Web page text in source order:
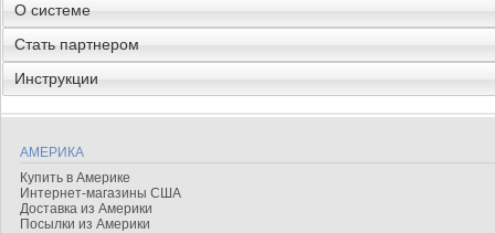
О системе
Стать партнером
Инструкции
АМЕРИКА
Купить в Америке
Интернет-магазины США
Доставка из Америки
Посылки из Америки